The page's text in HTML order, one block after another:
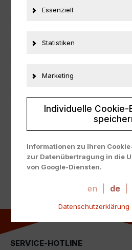
Maßstab
Herstellernummer
ZUSÄTZLICHE
PRODUKTSICHERHEIT
SERVICE-HOTLINE
Essenziell
Statistiken
Marketing
Individuelle Cookie-
Informationen zu Ihren
zur Datenübertragung in die
von Google-Diensten.
Cookies sind absolut
werden nur gesetzt, wenn Sie
Akkordeon-Elementen können
en de
Datenschutzerklärung